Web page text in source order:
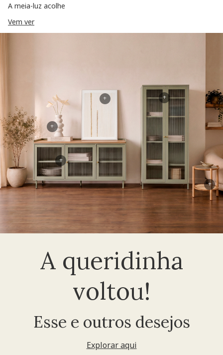
A meia-luz acolhe
Vem ver
A queridinha
voltou!
Esse e outros desejos
Explorar aqui
+
+
+
+
+